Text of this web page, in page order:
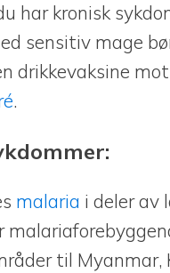
har kronisk
sensitiv mage
drikkevaksine mot
.
malaria i deler av
til Myanmar,